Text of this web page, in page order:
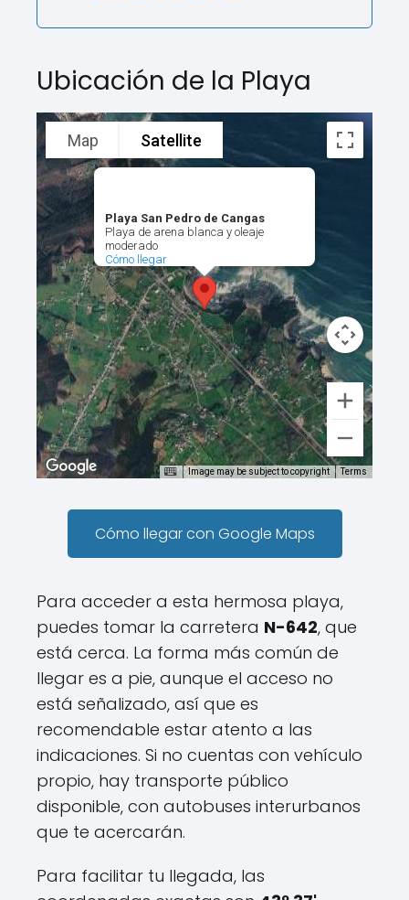
Ubicación de la Playa
Playa San Pedro de Cangas
Playa de arena blanca y oleaje
moderado
Cómo llegar
Map Satellite
Image may be subject to copyright Terms
Cómo llegar con Google Maps
Para acceder a esta hermosa playa,
puedes tomar la carretera N-642, que
está cerca. La forma más común de
llegar es a pie, aunque el acceso no
está señalizado, así que es
recomendable estar atento a las
indicaciones. Si no cuentas con vehículo
propio, hay transporte público
disponible, con autobuses interurbanos
que te acercarán.
Para facilitar tu llegada, las